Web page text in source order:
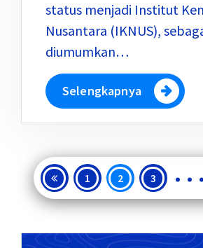
status menjadi Institut
Nusantara (IKNUS),
diumumkan…
Selengkapnya
Posts
pagination
1 2 3